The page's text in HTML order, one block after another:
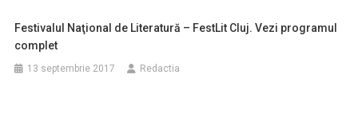
Festivalul Naţional de Literatură – FestLit Cluj. Vezi programul
complet
13 septembrie 2017 Redactia